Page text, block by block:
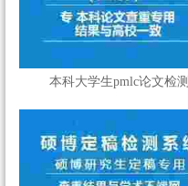
本科大学生pmlc论文检测